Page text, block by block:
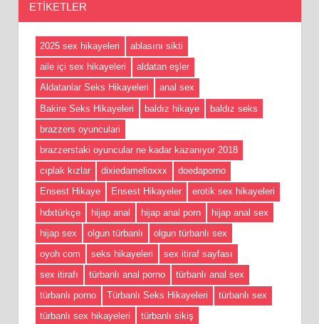
ETIKETLER
2025 sex hikayeleri
ablasını sikti
aile içi sex hikayeleri
aldatan eşler
Aldatanlar Seks Hikayeleri
anal sex
Bakire Seks Hikayeleri
baldız hikaye
baldız seks
brazzers oyunculari
brazzerstaki oyuncular ne kadar kazanıyor 2018
cıplak kızlar
dixiedamelioxxx
doedaporno
Ensest Hikaye
Ensest Hikayeler
erotik sex hikayeleri
hdxtürkçe
hijap anal hijap anal porn
hijap anal sex
hijap sex
olgun türbanlı
olgun türbanlı sex
oyoh com
seks hikayeleri
sex itiraf sayfası
sex itirafı
türbanlı anal porno
türbanlı anal sex
türbanlı porno
Türbanlı Seks Hikayeleri
türbanlı sex
türbanlı sex hikayeleri
türbanlı sikiş